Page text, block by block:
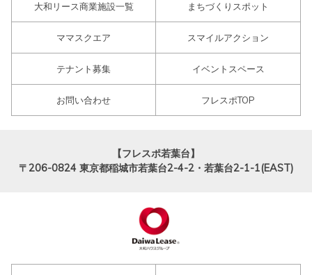
大和リース商業施設一覧 まちづくりスポット
ママスクエア スマイルアクション
テナント募集 イベントスペース
お問い合わせ フレスポTOP
【フレスポ若葉台】
〒206-0824 東京都稲城市若葉台2-4-2・若葉台2-1-1(EAST)